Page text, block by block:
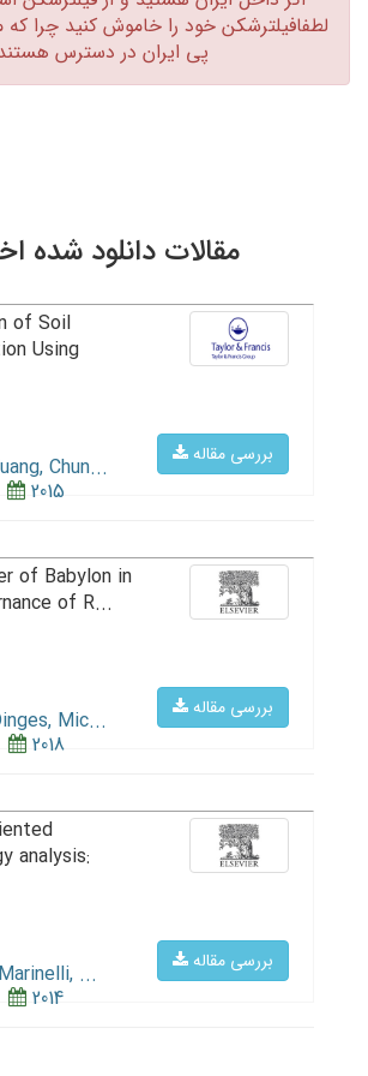
لطفافیلترشکن خود را خاموش کنید چرا که
پی ایران در دسترس هستند.‏
مقالات دانلود شده اخیر
بررسی مقاله
of Soil
Using
Huang, Chun...
2015
بررسی مقاله
of Babylon in
of R...
Dinges, Mic...
2018
بررسی مقاله
analysis:
Marinelli, ...
2014